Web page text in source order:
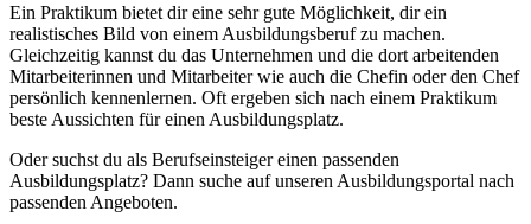
Ein Praktikum bietet dir eine sehr gute Möglichkeit, dir ein
realistisches Bild von einem Ausbildungsberuf zu machen.
Gleichzeitig kannst du das Unternehmen und die dort arbeitenden
Mitarbeiterinnen und Mitarbeiter wie auch die Chefin oder den Chef
persönlich kennenlernen. Oft ergeben sich nach einem Praktikum
beste Aussichten für einen Ausbildungsplatz.
Oder suchst du als Berufseinsteiger einen passenden
Ausbildungsplatz? Dann suche auf unseren Ausbildungsportal nach
passenden Angeboten.